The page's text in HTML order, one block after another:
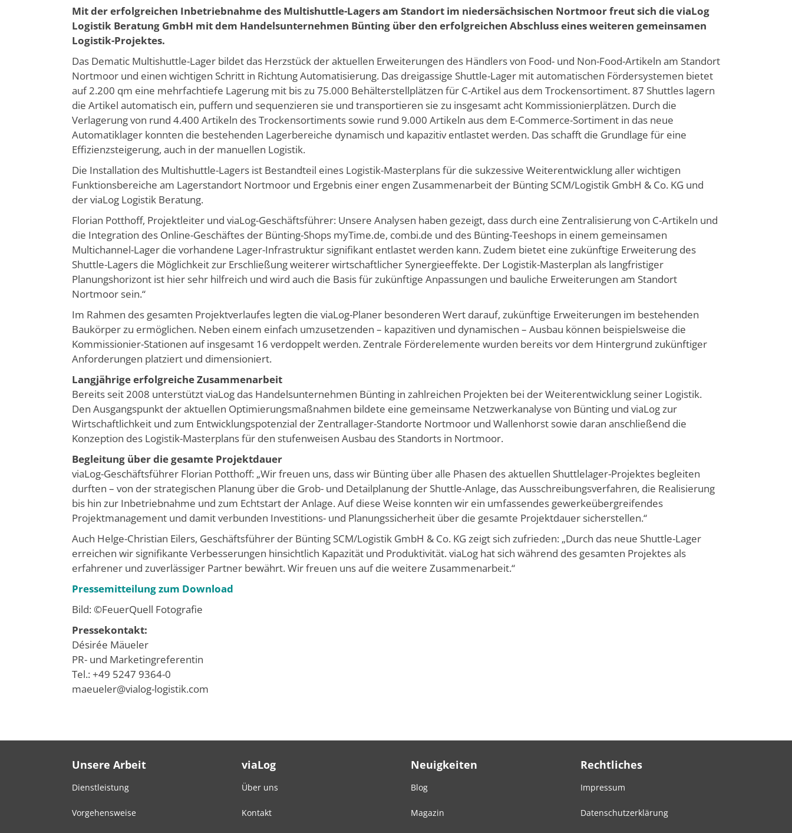
Mit der erfolgreichen Inbetriebnahme des Multishuttle-Lagers am Standort im niedersächsischen Nortmoor freut sich die viaLog
Logistik Beratung GmbH mit dem Handelsunternehmen Bünting über den erfolgreichen Abschluss eines weiteren gemeinsamen
Logistik-Projektes.
Das Dematic Multishuttle-Lager bildet das Herzstück der aktuellen Erweiterungen des Händlers von Food- und Non-Food-Artikeln am Standort
Nortmoor und einen wichtigen Schritt in Richtung Automatisierung. Das dreigassige Shuttle-Lager mit automatischen Fördersystemen bietet
auf 2.200 qm eine mehrfachtiefe Lagerung mit bis zu 75.000 Behälterstellplätzen für C-Artikel aus dem Trockensortiment. 87 Shuttles lagern
die Artikel automatisch ein, puffern und sequenzieren sie und transportieren sie zu insgesamt acht Kommissionierplätzen. Durch die
Verlagerung von rund 4.400 Artikeln des Trockensortiments sowie rund 9.000 Artikeln aus dem E-Commerce-Sortiment in das neue
Automatiklager konnten die bestehenden Lagerbereiche dynamisch und kapazitiv entlastet werden. Das schafft die Grundlage für eine
Effizienzsteigerung, auch in der manuellen Logistik.
Die Installation des Multishuttle-Lagers ist Bestandteil eines Logistik-Masterplans für die sukzessive Weiterentwicklung aller wichtigen
Funktionsbereiche am Lagerstandort Nortmoor und Ergebnis einer engen Zusammenarbeit der Bünting SCM/Logistik GmbH & Co. KG und
der viaLog Logistik Beratung.
Florian Potthoff, Projektleiter und viaLog-Geschäftsführer: Unsere Analysen haben gezeigt, dass durch eine Zentralisierung von C-Artikeln und
die Integration des Online-Geschäftes der Bünting-Shops myTime.de, combi.de und des Bünting-Teeshops in einem gemeinsamen
Multichannel-Lager die vorhandene Lager-Infrastruktur signifikant entlastet werden kann. Zudem bietet eine zukünftige Erweiterung des
Shuttle-Lagers die Möglichkeit zur Erschließung weiterer wirtschaftlicher Synergieeffekte. Der Logistik-Masterplan als langfristiger
Planungshorizont ist hier sehr hilfreich und wird auch die Basis für zukünftige Anpassungen und bauliche Erweiterungen am Standort
Nortmoor sein.“
Im Rahmen des gesamten Projektverlaufes legten die viaLog-Planer besonderen Wert darauf, zukünftige Erweiterungen im bestehenden
Baukörper zu ermöglichen. Neben einem einfach umzusetzenden – kapazitiven und dynamischen – Ausbau können beispielsweise die
Kommissionier-Stationen auf insgesamt 16 verdoppelt werden. Zentrale Förderelemente wurden bereits vor dem Hintergrund zukünftiger
Anforderungen platziert und dimensioniert.
Langjährige erfolgreiche Zusammenarbeit
Bereits seit 2008 unterstützt viaLog das Handelsunternehmen Bünting in zahlreichen Projekten bei der Weiterentwicklung seiner Logistik.
Den Ausgangspunkt der aktuellen Optimierungsmaßnahmen bildete eine gemeinsame Netzwerkanalyse von Bünting und viaLog zur
Wirtschaftlichkeit und zum Entwicklungspotenzial der Zentrallager-Standorte Nortmoor und Wallenhorst sowie daran anschließend die
Konzeption des Logistik-Masterplans für den stufenweisen Ausbau des Standorts in Nortmoor.
Begleitung über die gesamte Projektdauer
viaLog-Geschäftsführer Florian Potthoff: „Wir freuen uns, dass wir Bünting über alle Phasen des aktuellen Shuttlelager-Projektes begleiten
durften – von der strategischen Planung über die Grob- und Detailplanung der Shuttle-Anlage, das Ausschreibungsverfahren, die Realisierung
bis hin zur Inbetriebnahme und zum Echtstart der Anlage. Auf diese Weise konnten wir ein umfassendes gewerkeübergreifendes
Projektmanagement und damit verbunden Investitions- und Planungssicherheit über die gesamte Projektdauer sicherstellen.“
Auch Helge-Christian Eilers, Geschäftsführer der Bünting SCM/Logistik GmbH & Co. KG zeigt sich zufrieden: „Durch das neue Shuttle-Lager
erreichen wir signifikante Verbesserungen hinsichtlich Kapazität und Produktivität. viaLog hat sich während des gesamten Projektes als
erfahrener und zuverlässiger Partner bewährt. Wir freuen uns auf die weitere Zusammenarbeit.“
Pressemitteilung zum Download
Bild: ©FeuerQuell Fotografie
Pressekontakt:
Désirée Mäueler
PR- und Marketingreferentin
Tel.: +49 5247 9364-0
maeueler@vialog-logistik.com
Unsere Arbeit
Dienstleistung
Vorgehensweise
viaLog
Über uns
Kontakt
Neuigkeiten
Blog
Magazin
Rechtliches
Impressum
Datenschutzerklärung